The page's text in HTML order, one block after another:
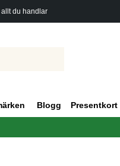
allt du handlar
Blogg Presentkort